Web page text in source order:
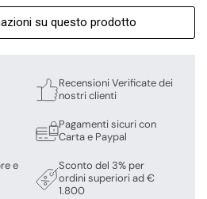
su questo prodotto
e
Recensioni Verificate dei
nostri clienti
Pagamenti sicuri con
Carta e Paypal
Sconto del 3% per
ordini superiori ad €
1.800